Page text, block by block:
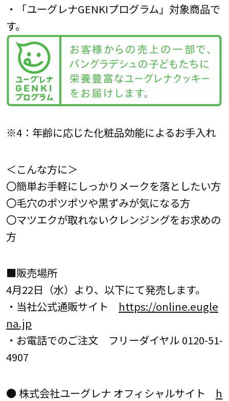
・「ユーグレナGENKIプログラム」対象商品で
す。
※4：年齢に応じた化粧品効能によるお手入れ
＜こんな方に＞
〇簡単お手軽にしっかりメークを落としたい方
〇毛穴のポツポツや黒ずみが気になる方
〇マツエクが取れないクレンジングをお求めの
方
■販売場所
4月22日（水）より、以下にて発売します。
・当社公式通販サイト https://online.eugle
na.jp
・お電話でのご注文 フリーダイヤル 0120-51-
4907
● 株式会社ユーグレナ オフィシャルサイト h